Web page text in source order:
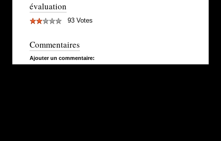
évaluation
93 Votes
Commentaires
Ajouter un commentaire: